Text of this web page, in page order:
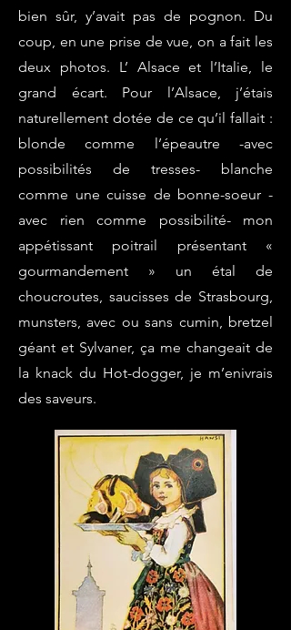
bien sûr, y’avait pas de pognon. Du
coup, en une prise de vue, on a fait les
deux photos. L’ Alsace et l’Italie, le
grand écart.​ Pour l’Alsace, j’étais
naturellement dotée de ce qu’il fallait :
blonde comme l’épeautre -avec
possibilités de tresses- blanche
comme une cuisse de bonne-soeur -
avec rien comme possibilité- mon
appétissant poitrail présentant «
gourmandement » un étal de
choucroutes, saucisses de Strasbourg,
munsters, avec ou sans cumin, bretzel
géant et Sylvaner, ça me changeait de
la knack du Hot-dogger, je m’enivrais
des saveurs.